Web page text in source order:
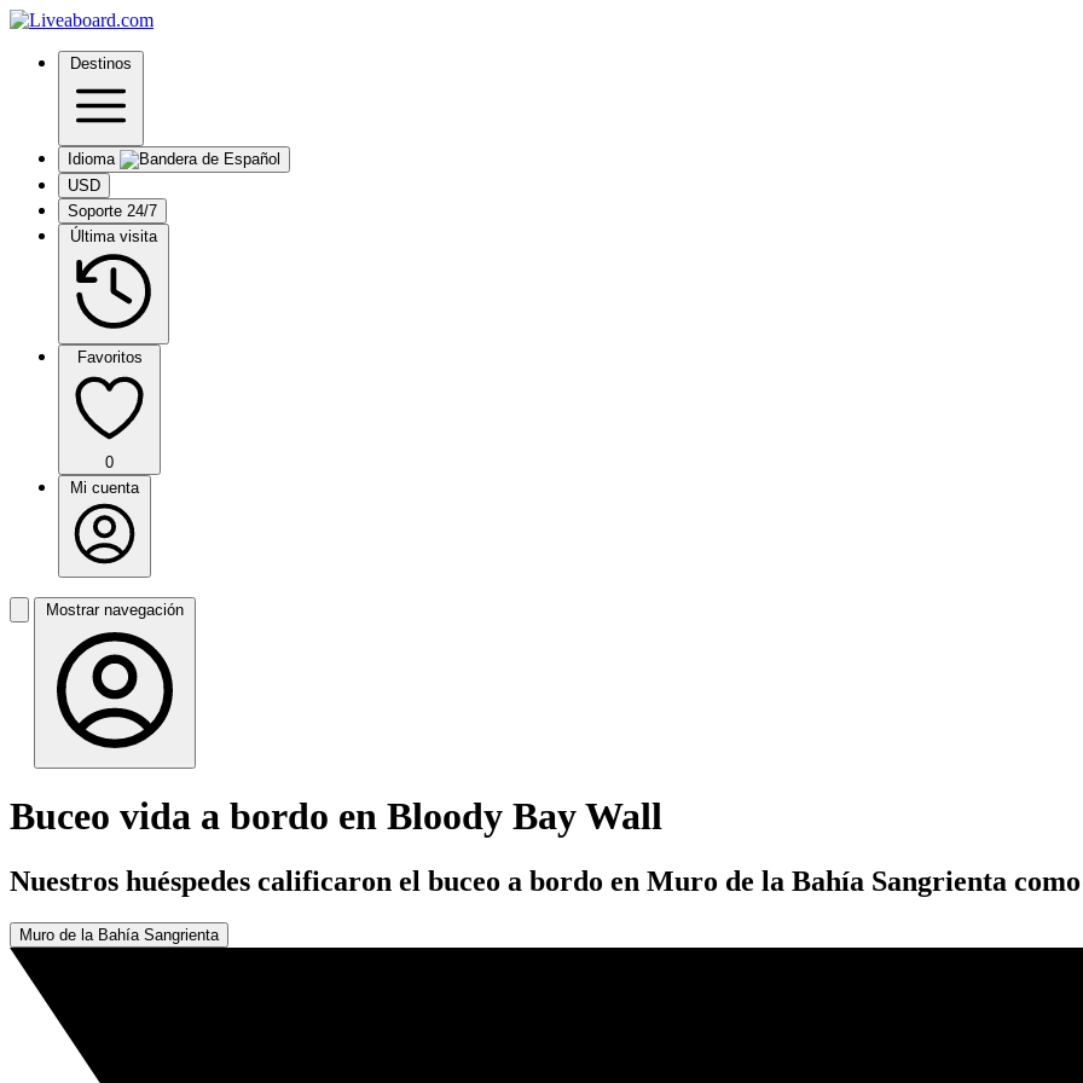
Destinos
Idioma
USD
Soporte 24/7
Última visita
Favoritos
0
Mi cuenta
Mostrar navegación
Buceo vida a bordo en Bloody Bay Wall
Nuestros huéspedes calificaron el buceo a bordo en Muro de la Bahía Sangrienta
Muro de la Bahía Sangrienta